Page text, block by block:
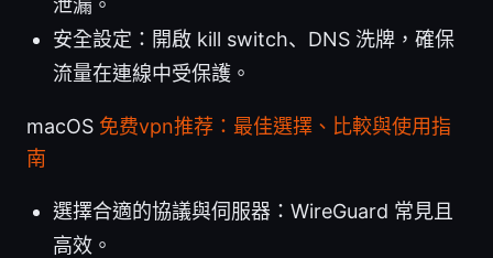
安全設定：開啟 kill switch、DNS 洗牌，確保
流量在連線中受保護。
macOS 免费vpn推荐：最佳選擇、比較與使用指
南
選擇合適的協議與伺服器：WireGuard 常見且
高效。